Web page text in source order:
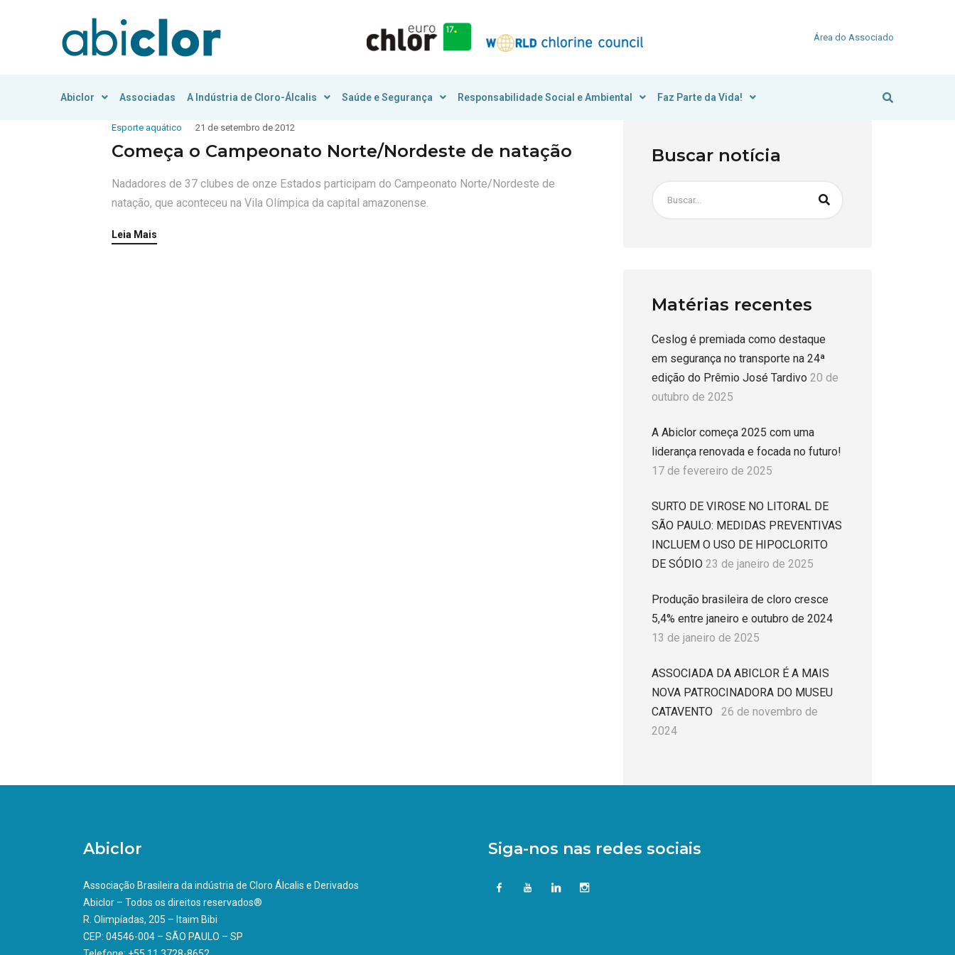
Área do Associado
Abiclor Associadas A Indústria de Cloro-Álcalis Saúde e Segurança Responsabilidade Social e Ambiental Faz Parte da Vida!
Esporte aquático 21 de setembro de 2012
Começa o Campeonato Norte/Nordeste de natação
Nadadores de 37 clubes de onze Estados participam do Campeonato Norte/Nordeste de
natação, que aconteceu na Vila Olímpica da capital amazonense.
Leia Mais
Buscar notícia
Matérias recentes
Ceslog é premiada como destaque
em segurança no transporte na 24ª
edição do Prêmio José Tardivo 20 de
outubro de 2025
A Abiclor começa 2025 com uma
liderança renovada e focada no futuro!
17 de fevereiro de 2025
SURTO DE VIROSE NO LITORAL DE
SÃO PAULO: MEDIDAS PREVENTIVAS
INCLUEM O USO DE HIPOCLORITO
DE SÓDIO 23 de janeiro de 2025
Produção brasileira de cloro cresce
5,4% entre janeiro e outubro de 2024
13 de janeiro de 2025
ASSOCIADA DA ABICLOR É A MAIS
NOVA PATROCINADORA DO MUSEU
CATAVENTO
26 de novembro de
2024
Abiclor
Associação Brasileira da indústria de Cloro Álcalis e Derivados
Abiclor – Todos os direitos reservados®
R. Olimpíadas, 205 – Itaim Bibi
CEP: 04546-004 – SÃO PAULO – SP
Siga-nos nas redes sociais